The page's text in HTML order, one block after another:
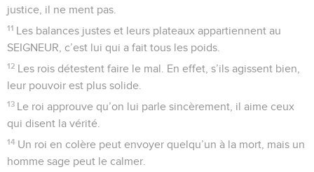
justice, il ne ment pas.
11 Les balances justes et leurs plateaux appartiennent au
SEIGNEUR, c’est lui qui a fait tous les poids.
12 Les rois détestent faire le mal. En effet, s’ils agissent bien,
leur pouvoir est plus solide.
13 Le roi approuve qu’on lui parle sincèrement, il aime ceux
qui disent la vérité.
14 Un roi en colère peut envoyer quelqu’un à la mort, mais un
homme sage peut le calmer.